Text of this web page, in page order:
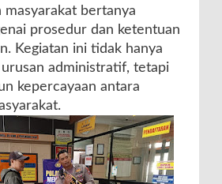
masyarakat bertanya
prosedur dan ketentuan
Kegiatan ini tidak hanya
administratif, tetapi
kepercayaan antara